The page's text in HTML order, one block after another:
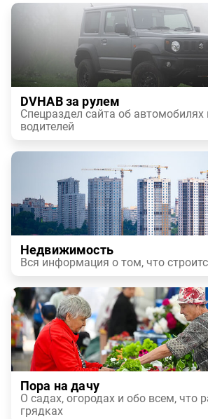
DVHAB за рулем
Спецраздел сайта об автомобилях
водителей
Недвижимость
Вся информация о том, что
Пора на дачу
О садах, огородах и обо всем, что
грядках